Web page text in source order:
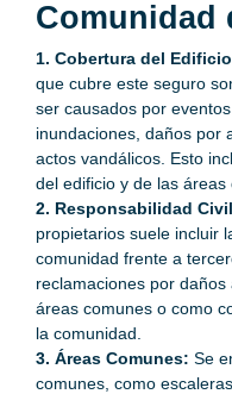
Comunidad
1. Cobertura del
que cubre este seguro
ser causados por
inundaciones, daños por
actos vandálicos. Esto
del edificio y de las áreas
2. Responsabilidad
propietarios suele incluir
comunidad frente a
reclamaciones por
áreas comunes o como
la comunidad.
3. Áreas Comunes: Se
comunes, como